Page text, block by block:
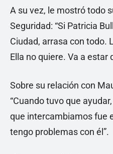
A su vez, le mostró todo
Seguridad: “Si Patricia
Ciudad, arrasa con todo.
Ella no quiere. Va a estar
Sobre su relación con
“Cuando tuvo que
que intercambiamos fue
tengo problemas con él”.